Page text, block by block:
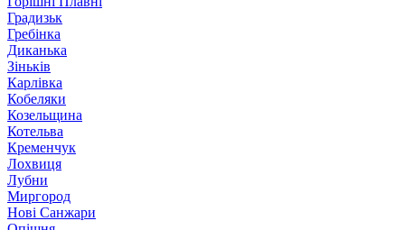
Градизьк
Гребінка
Диканька
Зіньків
Карлівка
Кобеляки
Козельщина
Котельва
Кременчук
Лохвиця
Лубни
Миргород
Нові Санжари